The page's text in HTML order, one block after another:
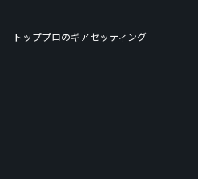
トッププロのギアセッティング